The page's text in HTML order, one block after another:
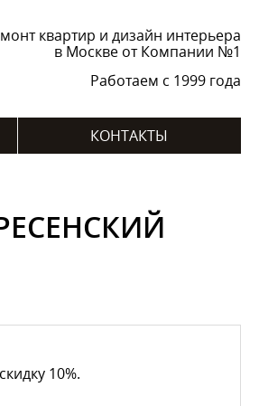
квартир и дизайн интерьера
в Москве от Компании №1
Работаем с 1999 года
КОНТАКТЫ
10%.